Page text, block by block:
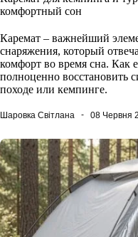
комфортный сон
Каремат – важнейший
снаряжения, который
комфорт во время сна. Как
полноценно восстановить
походе или кемпинге.
Шаровка Світлана 08 Червня